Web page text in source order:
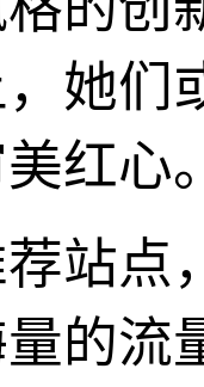
她们
红心
站点
的流